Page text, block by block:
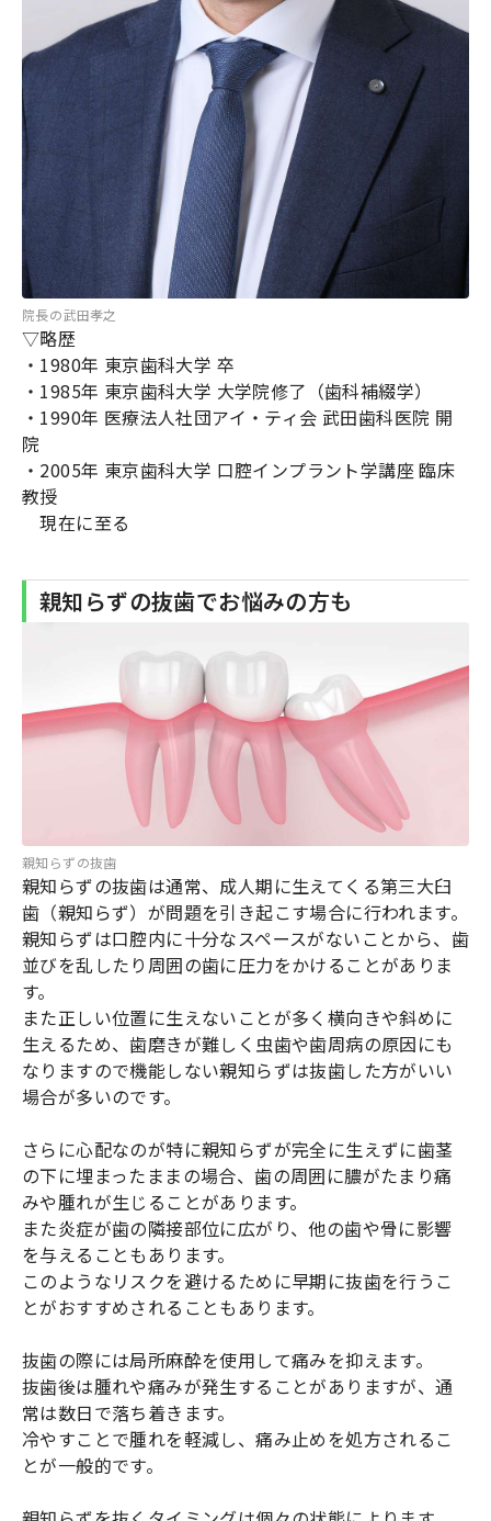
院長の武田孝之
▽略歴
・1980年 東京歯科大学 卒
・1985年 東京歯科大学 大学院修了（歯科補綴学）
・1990年 医療法人社団アイ・ティ会 武田歯科医院 開
院
・2005年 東京歯科大学 口腔インプラント学講座 臨床
教授
現在に至る
親知らずの抜歯でお悩みの方も
親知らずの抜歯
親知らずの抜歯は通常、成人期に生えてくる第三大臼
歯（親知らず）が問題を引き起こす場合に行われます。
親知らずは口腔内に十分なスペースがないことから、歯
並びを乱したり周囲の歯に圧力をかけることがありま
す。
また正しい位置に生えないことが多く横向きや斜めに
生えるため、歯磨きが難しく虫歯や歯周病の原因にも
なりますので機能しない親知らずは抜歯した方がいい
場合が多いのです。
さらに心配なのが特に親知らずが完全に生えずに歯茎
の下に埋まったままの場合、歯の周囲に膿がたまり痛
みや腫れが生じることがあります。
また炎症が歯の隣接部位に広がり、他の歯や骨に影響
を与えることもあります。
このようなリスクを避けるために早期に抜歯を行うこ
とがおすすめされることもあります。
抜歯の際には局所麻酔を使用して痛みを抑えます。
抜歯後は腫れや痛みが発生することがありますが、通
常は数日で落ち着きます。
冷やすことで腫れを軽減し、痛み止めを処方されるこ
とが一般的です。